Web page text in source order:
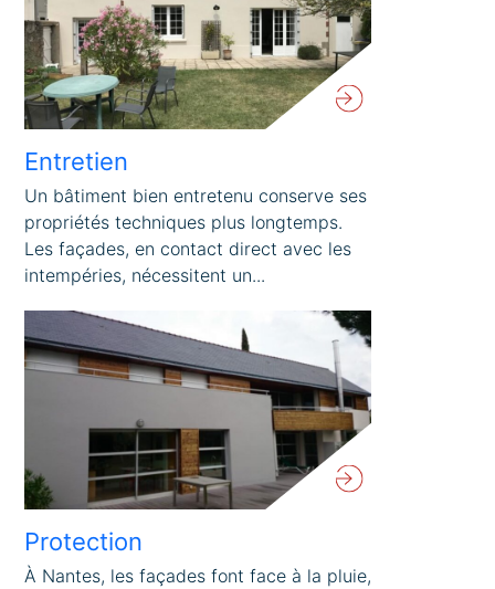
Entretien
Un bâtiment bien entretenu conserve ses
propriétés techniques plus longtemps.
Les façades, en contact direct avec les
intempéries, nécessitent un...
Protection
À Nantes, les façades font face à la pluie,